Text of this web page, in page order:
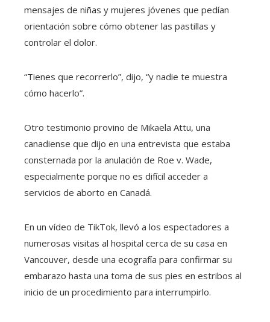
mensajes de niñas y mujeres jóvenes que pedían
orientación sobre cómo obtener las pastillas y
controlar el dolor.
“Tienes que recorrerlo”, dijo, “y nadie te muestra
cómo hacerlo”.
Otro testimonio provino de Mikaela Attu, una
canadiense que dijo en una entrevista que estaba
consternada por la anulación de Roe v. Wade,
especialmente porque no es difícil acceder a
servicios de aborto en Canadá.
En un vídeo de TikTok, llevó a los espectadores a
numerosas visitas al hospital cerca de su casa en
Vancouver, desde una ecografía para confirmar su
embarazo hasta una toma de sus pies en estribos al
inicio de un procedimiento para interrumpirlo.